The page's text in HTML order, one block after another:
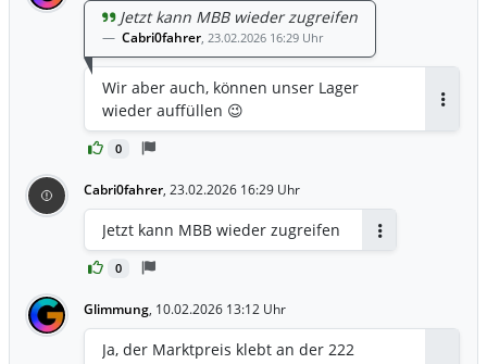
0
Jetzt kann MBB wieder zugreifen
Cabri0fahrer, 23.02.2026 16:29 Uhr
Wir aber auch, können unser Lager
wieder auffüllen 😉
Cabri0fahrer, 23.02.2026 16:29 Uhr
0
Jetzt kann MBB wieder zugreifen
Glimmung, 10.02.2026 13:12 Uhr
Ja, der Marktpreis klebt an der 222